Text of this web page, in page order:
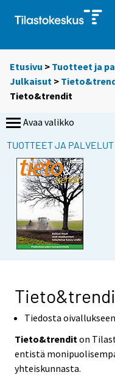
Etusivu > Tuotteet ja
Julkaisut >
Tieto&trendit
Avaa valikko
TUOTTEET JA PALVELUT
Tiedosta
Tieto&trendit on
entistä
yhteiskunnasta.